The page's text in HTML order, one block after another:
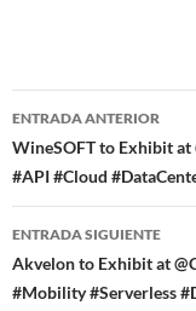
Navegador
de
entradas
ENTRADA ANTERIOR
WineSOFT to Exhibit at
#API #Cloud
ENTRADA SIGUIENTE
Akvelon to Exhibit at
#Mobility #Serverless